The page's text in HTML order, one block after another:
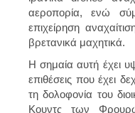
αεροπορία, ενώ
επιχείρηση
βρετανικά μαχητικά.
Η σημαία αυτή έχει
επιθέσεις που έχει
τη δολοφονία του
Κουντς των